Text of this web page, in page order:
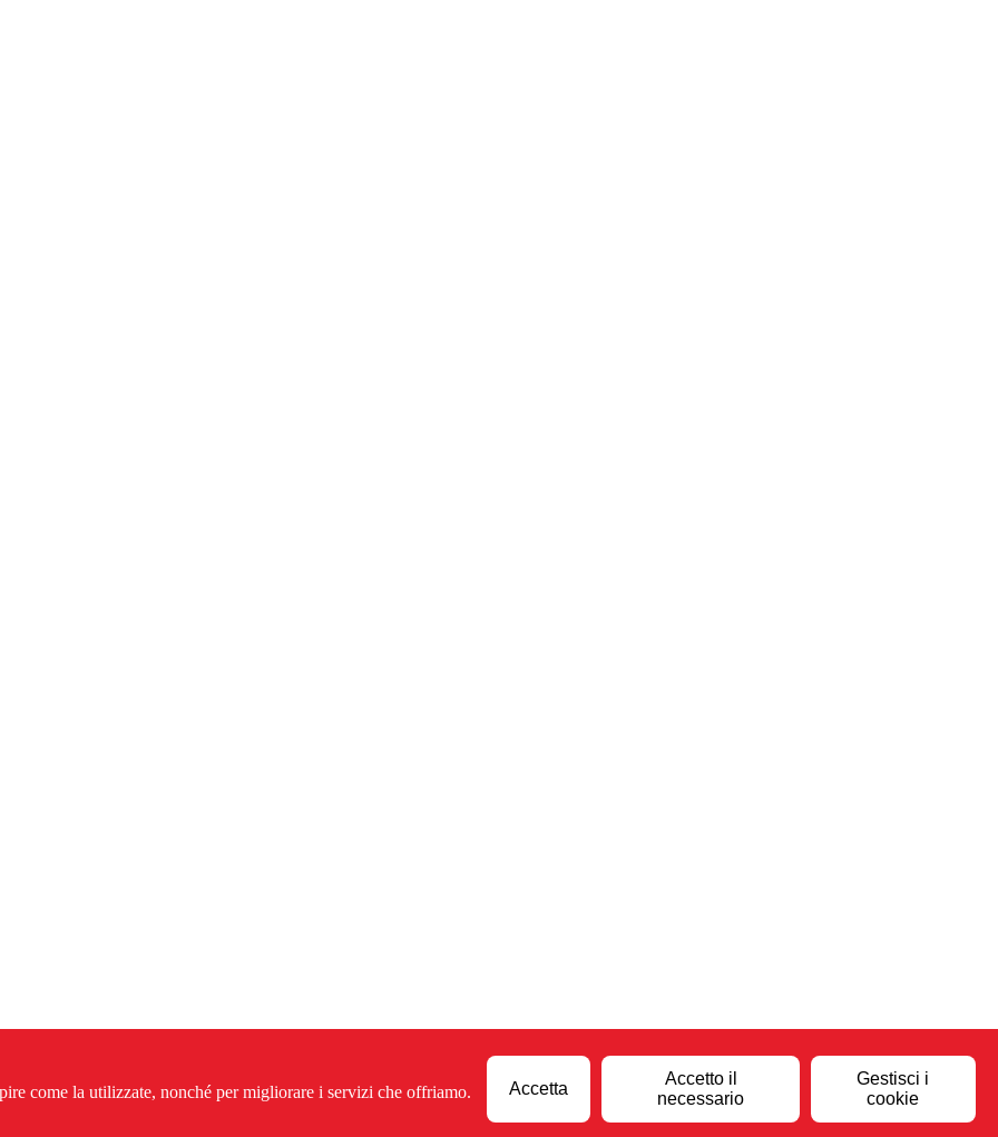
come la utilizzate, nonché per migliorare i servizi che offriamo.
Accetta
Accetto il
necessario
Gestisci i
cookie